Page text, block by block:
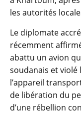
les autorités
Le diplomate
récemment
abattu un avion
soudanais et violé
l’appareil
de libération du
d’une rébellion